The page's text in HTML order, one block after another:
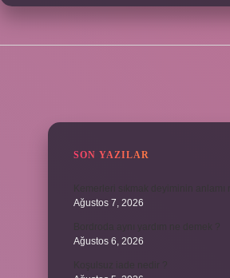
SON YAZILAR
Ağustos 7, 2026
Ağustos 6, 2026